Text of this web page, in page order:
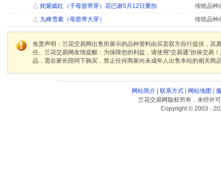
△ 姹紫嫣红（子母苗带芽）花已谢5月12日重拍
传统品种
△ 九峰雪素（母苗带大芽） 传统品种
免责声明：兰花交易网出售所展示的品种资料由买卖双方自行提供，
任。兰花交易网友情提醒：为保障您的利益，请使用“交易通”担保交
品，需在家长陪同下购买，禁止任何商家向未成年人出售本站的相关商
网站简介| 联系方式| 网站地图
兰花交易网版权所有，未经许
Copyright © 2003 -